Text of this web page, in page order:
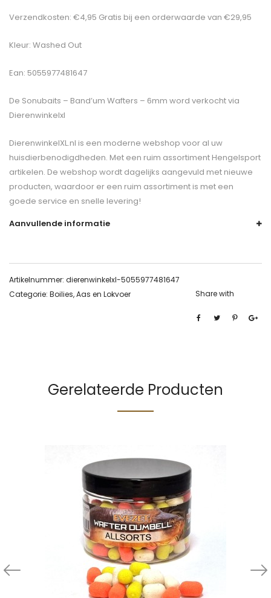
Verzendkosten: €4,95 Gratis bij een orderwaarde van €29,95
Kleur: Washed Out
Ean: 5055977481647
De Sonubaits – Band’um Wafters – 6mm word verkocht via
Dierenwinkelxl
DierenwinkelXL.nl is een moderne webshop voor al uw
huisdierbenodigdheden. Met een ruim assortiment Hengelsport
artikelen. De webshop wordt dagelijks aangevuld met nieuwe
producten, waardoor er een ruim assortiment is met een
goede service en snelle levering!
Aanvullende informatie
Artikelnummer: dierenwinkelxl-5055977481647
Categorie: Boilies, Aas en Lokvoer Share with
Gerelateerde Producten